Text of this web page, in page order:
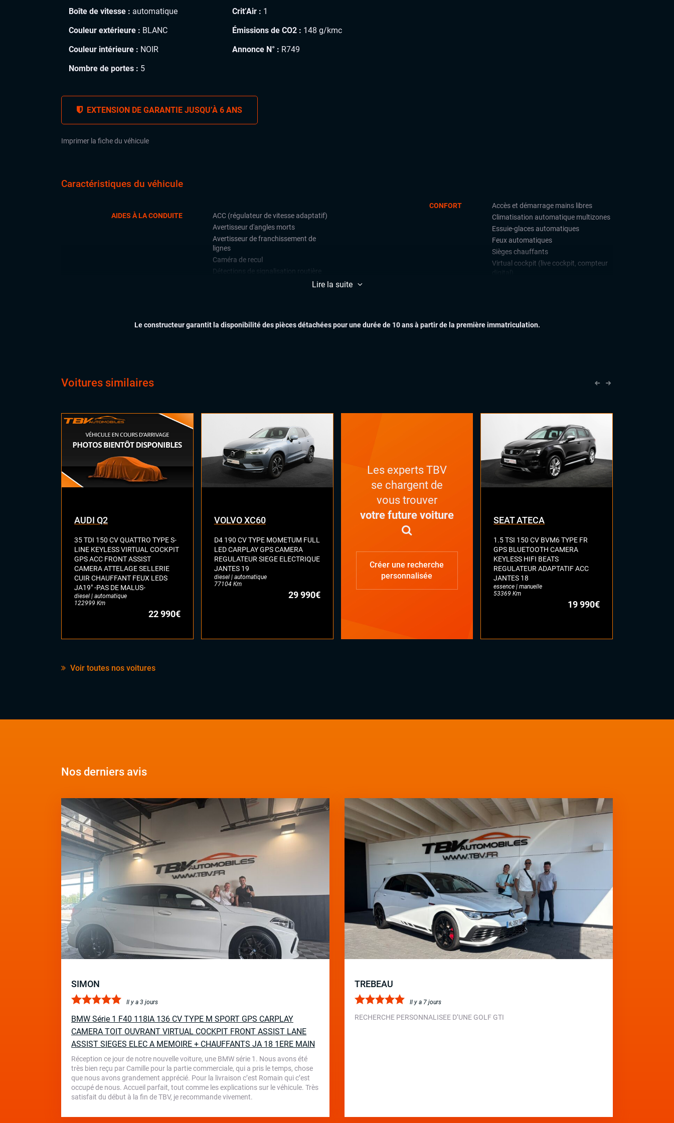
Boîte de vitesse : automatique
Couleur extérieure : BLANC
Couleur intérieure : NOIR
Nombre de portes : 5
Crit’Air : 1
Émissions de CO2 : 148 g/kmc
Annonce N° : R749
EXTENSION DE GARANTIE JUSQU’À 6 ANS
Imprimer la fiche du véhicule
Caractéristiques du véhicule
AIDES À LA CONDUITE
ACC (régulateur de vitesse adaptatif)
Avertisseur d'angles morts
Avertisseur de franchissement de
lignes
Caméra de recul
Détections de signalisation routière
Front assist (avertisseur anti-collision)
arrière
Écran tactile
Ordinateur de bord
Système Start and Stop
Téléphone Bluetooth
CONFORT
Accès et démarrage mains libres
Climatisation automatique multizones
Essuie-glaces automatiques
Feux automatiques
Sièges chauffants
Virtual cockpit (live cockpit, compteur
Jantes alu
Lire la suite
Le constructeur garantit la disponibilité des pièces détachées pour une durée de 10 ans à partir de la première immatriculation.
Voitures similaires
AUDI Q2
35 TDI 150 CV QUATTRO TYPE S-
LINE KEYLESS VIRTUAL COCKPIT
GPS ACC FRONT ASSIST
CAMERA ATTELAGE SELLERIE
CUIR CHAUFFANT FEUX LEDS
JA19" -PAS DE MALUS-
diesel | automatique
122999 Km
22 990€
VOLVO XC60
D4 190 CV TYPE MOMETUM FULL
LED CARPLAY GPS CAMERA
REGULATEUR SIEGE ELECTRIQUE
JANTES 19
diesel | automatique
77104 Km
29 990€
Les experts TBV
se chargent de
vous trouver
votre future voiture
Créer une recherche
personnalisée
SEAT ATECA
1.5 TSI 150 CV BVM6 TYPE FR
GPS BLUETOOTH CAMERA
KEYLESS HIFI BEATS
REGULATEUR ADAPTATIF ACC
JANTES 18
essence | manuelle
53369 Km
19 990€
Voir toutes nos voitures
Nos derniers avis
SIMON
Il y a 3 jours
BMW Série 1 F40 118IA 136 CV TYPE M SPORT GPS CARPLAY
CAMERA TOIT OUVRANT VIRTUAL COCKPIT FRONT ASSIST LANE
ASSIST SIEGES ELEC A MEMOIRE + CHAUFFANTS JA 18 1ERE MAIN
Réception ce jour de notre nouvelle voiture, une BMW série 1. Nous avons été
très bien reçu par Camille pour la partie commerciale, qui a pris le temps, chose
que nous avons grandement apprécié. Pour la livraison c’est Romain qui c’est
occupé de nous. Accueil parfait, tout comme les explications sur le véhicule. Très
satisfait du début à la fin de TBV, je recommande vivement.
TREBEAU
Il y a 7 jours
RECHERCHE PERSONNALISEE D’UNE GOLF GTI